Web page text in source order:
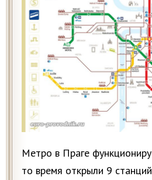
Метро в Праге
то время открыли 9